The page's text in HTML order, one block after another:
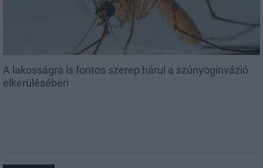
A lakosságra is fontos szerep hárul a szúnyoginvázió
elkerülésében